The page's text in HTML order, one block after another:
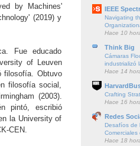
by Machines'
(2019) y
Fue educado
of Leuven
filosofía. Obtuvo
filosofía social,
(2003).
pintó, escribió
la University of
CEN.
IEEE
Navigating
Hace 10
Think Big
Cámaras
industrializó
Hace 14
Crafting
Hace 16
Redes
Desafíos de
Comerciales
Hace 18